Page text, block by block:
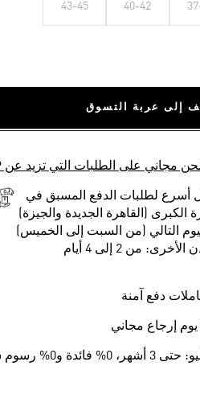
40-42
43-45
إلى عربة التسوق
مجاني على الطلبات التي تزيد عن 999 جنيه مصري
أسرع لطلبات الدفع المسبق في
الكبرى (القاهرة الجديدة والجيزة)
التالي (من السبت إلى الخميس)
من 2 إلى 4 أيام
دفع آمنة
حتى 3 أشهر، 0% فائدة و0% رسوم شراء